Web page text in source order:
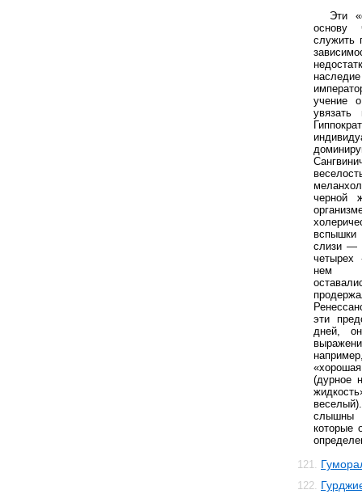
Эти
основу
служить
учение
черной
вспышки
слизи —
четырех
нем
эти
дней,
(дурное
слышны
которые
121.
122.